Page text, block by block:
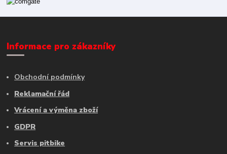
Informace pro zákazníky
Obchodní podmínky
Reklamační řád
Vrácení a výměna zboží
GDPR
Servis pitbike